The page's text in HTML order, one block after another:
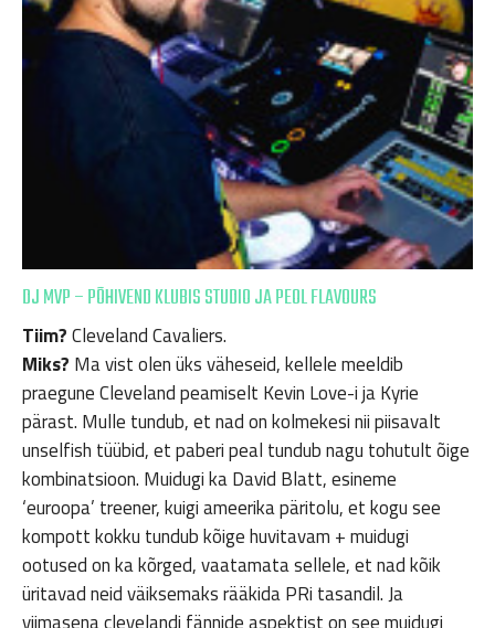
DJ MVP – PÕHIVEND KLUBIS STUDIO JA PEOL FLAVOURS
Tiim?Cleveland Cavaliers.
Miks? Ma vist olen üks väheseid, kellele meeldib
praegune Cleveland peamiselt Kevin Love-i ja Kyrie
pärast. Mulle tundub, et nad on kolmekesi nii piisavalt
unselfish tüübid, et paberi peal tundub nagu tohutult õige
kombinatsioon. Muidugi ka David Blatt, esineme
‘euroopa’ treener, kuigi ameerika päritolu, et kogu see
kompott kokku tundub kõige huvitavam + muidugi
ootused on ka kõrged, vaatamata sellele, et nad kõik
üritavad neid väiksemaks rääkida PRi tasandil. Ja